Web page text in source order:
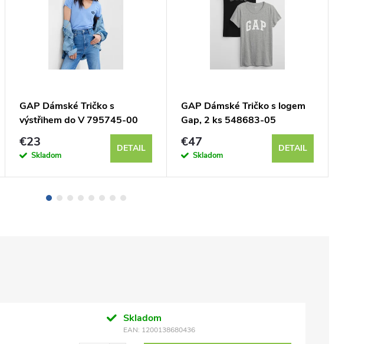
Skladom
EAN: 1200138680436
GAP Dámské Tričko s
výstřihem do V 795745-00
€23
Skladom
DETAIL
GAP Dámské Tričko s logem
Gap, 2 ks 548683-05
€47
Skladom
DETAIL